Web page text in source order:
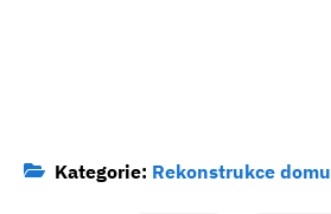
Kategorie: Rekonstrukce domu